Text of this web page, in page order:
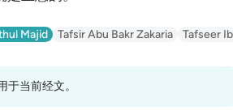
Majid Tafsir Abu Bakr Zakaria Tafseer
于当前经文。